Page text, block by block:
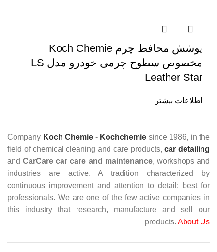
پوشش محافظ چرم Koch Chemie
مخصوص سطوح چرمی خودرو مدل LS
Leather Star
اطلاعات بیشتر
Company Koch Chemie - Kochchemie since 1986, in the
field of chemical cleaning and care products,car detailing
andCarCare car care and maintenance, workshops and
industries are active. A tradition characterized by
continuous improvement and attention to detail: best for
professionals. We are one of the few active companies in
this industry that research, manufacture and sell our
products. About Us